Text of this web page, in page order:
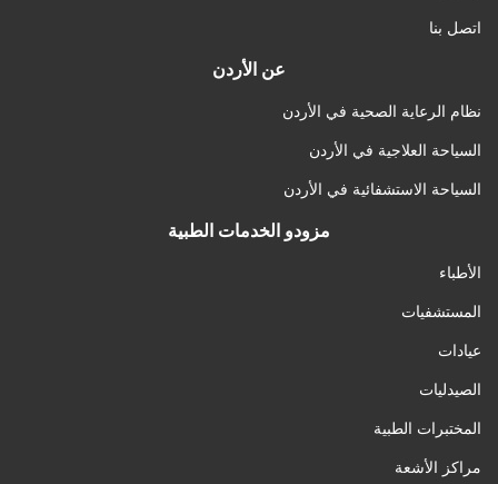
اتصل بنا
عن الأردن
نظام الرعاية الصحية في الأردن
السياحة العلاجية في الأردن
السياحة الاستشفائية في الأردن
مزودو الخدمات الطبية
الأطباء
المستشفيات
عيادات
الصيدليات
المختبرات الطبية
مراكز الأشعة